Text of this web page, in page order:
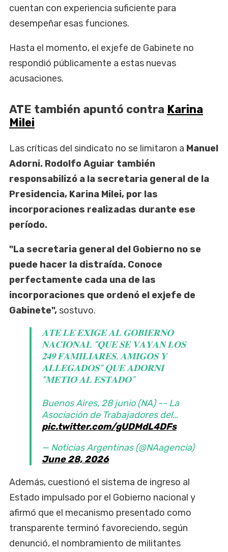
cuentan con experiencia suficiente para
desempeñar esas funciones.
Hasta el momento, el exjefe de Gabinete no
respondió públicamente a estas nuevas
acusaciones.
ATE también apuntó contra Karina
Milei
Las críticas del sindicato no se limitaron a Manuel
Adorni. Rodolfo Aguiar también
responsabilizó a la secretaria general de la
Presidencia, Karina Milei, por las
incorporaciones realizadas durante ese
período.
"La secretaria general del Gobierno no se
puede hacer la distraída. Conoce
perfectamente cada una de las
incorporaciones que ordenó el exjefe de
Gabinete", sostuvo.
𝐀𝐓𝐄 𝐋𝐄 𝐄𝐗𝐈𝐆𝐄 𝐀𝐋 𝐆𝐎𝐁𝐈𝐄𝐑𝐍𝐎
𝐍𝐀𝐂𝐈𝐎𝐍𝐀𝐋 “𝐐𝐔𝐄 𝐒𝐄 𝐕𝐀𝐘𝐀𝐍 𝐋𝐎𝐒
𝟐𝟒𝟗 𝐅𝐀𝐌𝐈𝐋𝐈𝐀𝐑𝐄𝐒, 𝐀𝐌𝐈𝐆𝐎𝐒 𝐘
𝐀𝐋𝐋𝐄𝐆𝐀𝐃𝐎𝐒" 𝐐𝐔𝐄 𝐀𝐃𝐎𝐑𝐍𝐈
"𝐌𝐄𝐓𝐈𝐎́ 𝐀𝐋 𝐄𝐒𝐓𝐀𝐃𝐎”
Buenos Aires, 28 junio (NA) -- La
Asociación de Trabajadores del…
pic.twitter.com/gUDMdL4DFs
— Noticias Argentinas (@NAagencia)
June 28, 2026
Además, cuestionó el sistema de ingreso al
Estado impulsado por el Gobierno nacional y
afirmó que el mecanismo presentado como
transparente terminó favoreciendo, según
denunció, el nombramiento de militantes